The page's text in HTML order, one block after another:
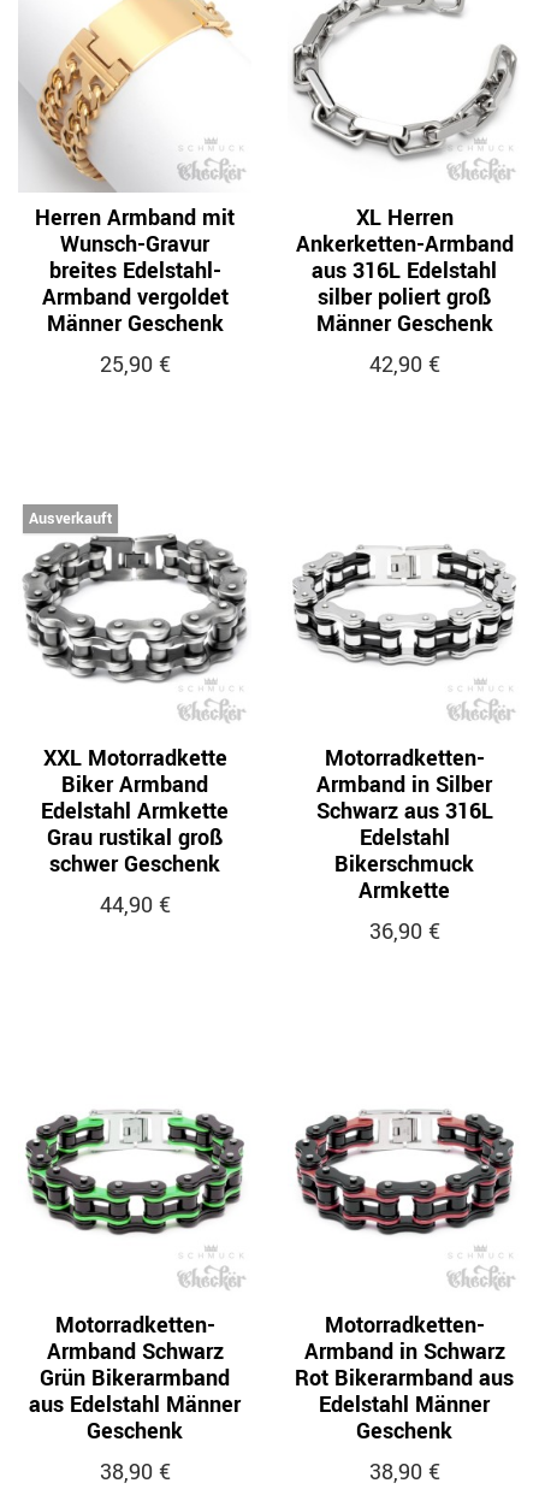
Herren Armband mit
Wunsch-Gravur
breites Edelstahl-
Armband vergoldet
Männer Geschenk
25,90 €
XL Herren
Ankerketten-Armband
aus 316L Edelstahl
silber poliert groß
Männer Geschenk
42,90 €
Ausverkauft
XXL Motorradkette
Biker Armband
Edelstahl Armkette
Grau rustikal groß
schwer Geschenk
44,90 €
Motorradketten-
Armband in Silber
Schwarz aus 316L
Edelstahl
Bikerschmuck
Armkette
36,90 €
Motorradketten-
Armband Schwarz
Grün Bikerarmband
aus Edelstahl Männer
Geschenk
38,90 €
Motorradketten-
Armband in Schwarz
Rot Bikerarmband aus
Edelstahl Männer
Geschenk
38,90 €